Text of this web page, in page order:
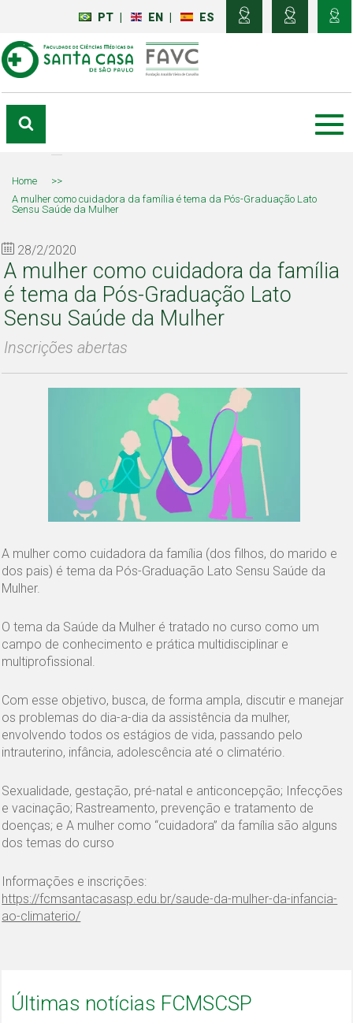
PT EN ES
Home
>>
A mulher como cuidadora da família é tema da Pós-Graduação Lato
Sensu Saúde da Mulher
28/2/2020
A mulher como cuidadora da família
é tema da Pós-Graduação Lato
Sensu Saúde da Mulher
Inscrições abertas
A mulher como cuidadora da família (dos filhos, do marido e
dos pais) é tema da Pós-Graduação Lato Sensu Saúde da
Mulher.
O tema da Saúde da Mulher é tratado no curso como um
campo de conhecimento e prática multidisciplinar e
multiprofissional.
Com esse objetivo, busca, de forma ampla, discutir e manejar
os problemas do dia-a-dia da assistência da mulher,
envolvendo todos os estágios de vida, passando pelo
intrauterino, infância, adolescência até o climatério.
Sexualidade, gestação, pré-natal e anticoncepção; Infecções
e vacinação; Rastreamento, prevenção e tratamento de
doenças; e A mulher como “cuidadora” da família são alguns
dos temas do curso
Informações e inscrições:
https://fcmsantacasasp.edu.br/saude-da-mulher-da-infancia-
ao-climaterio/
Últimas notícias FCMSCSP